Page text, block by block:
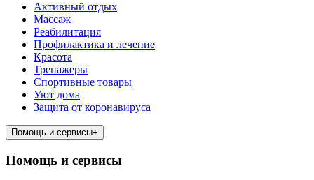
Активный отдых
Массаж
Реабилитация
Профилактика и лечение
Красота
Тренажеры
Спортивные товары
Уют дома
Защита от коронавируса
Помощь и сервисы+
Помощь и сервисы